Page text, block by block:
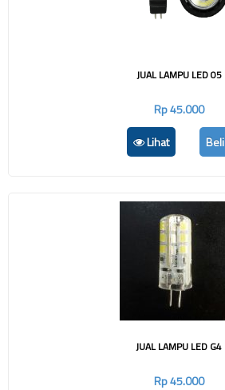
JUAL LAMPU LED 05
Rp 45.000
Lihat
Beli
JUAL LAMPU LED G4
Rp 45.000